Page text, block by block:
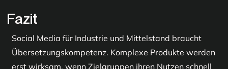
Fazit
Social Media für Industrie und Mittelstand braucht
Übersetzungskompetenz. Komplexe Produkte werden
erst wirksam, wenn Zielgruppen ihren Nutzen schnell